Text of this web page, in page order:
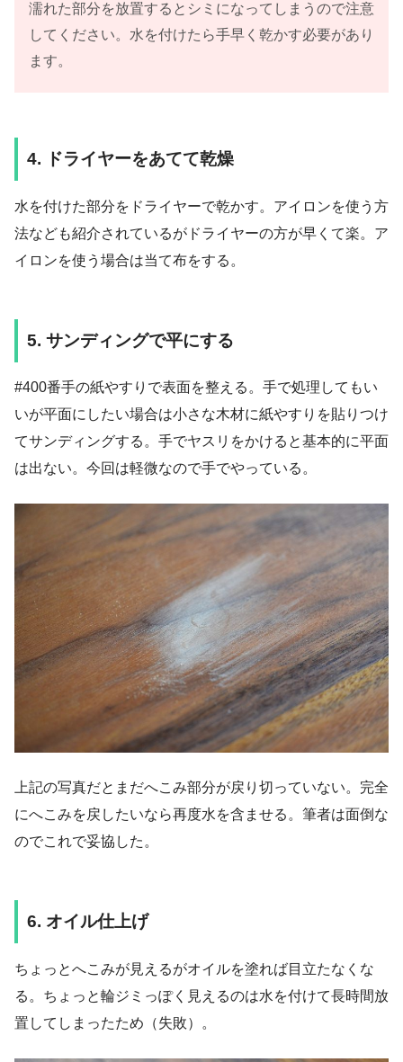
濡れた部分を放置するとシミになってしまうので注意
してください。水を付けたら手早く乾かす必要があり
ます。
4. ドライヤーをあてて乾燥
水を付けた部分をドライヤーで乾かす。アイロンを使う方
法なども紹介されているがドライヤーの方が早くて楽。ア
イロンを使う場合は当て布をする。
5. サンディングで平にする
#400番手の紙やすりで表面を整える。手で処理してもい
いが平面にしたい場合は小さな木材に紙やすりを貼りつけ
てサンディングする。手でヤスリをかけると基本的に平面
は出ない。今回は軽微なので手でやっている。
上記の写真だとまだへこみ部分が戻り切っていない。完全
にへこみを戻したいなら再度水を含ませる。筆者は面倒な
のでこれで妥協した。
6. オイル仕上げ
ちょっとへこみが見えるがオイルを塗れば目立たなくな
る。ちょっと輪ジミっぽく見えるのは水を付けて長時間放
置してしまったため（失敗）。